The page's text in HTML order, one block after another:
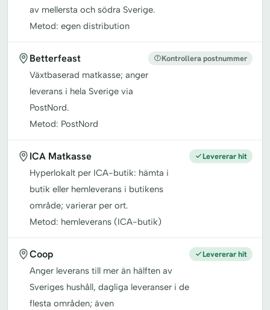
av mellersta och södra Sverige.
Metod: egen distribution
Betterfeast
Växtbaserad matkasse; anger
leverans i hela Sverige via
PostNord.
Metod: PostNord
Kontrollera postnummer
ICA Matkasse
Hyperlokalt per ICA-butik: hämta i
butik eller hemleverans i butikens
område; varierar per ort.
Metod: hemleverans (ICA-butik)
Levererar hit
Coop
Anger leverans till mer än hälften av
Sveriges hushåll, dagliga leveranser i de
flesta områden; även
Levererar hit